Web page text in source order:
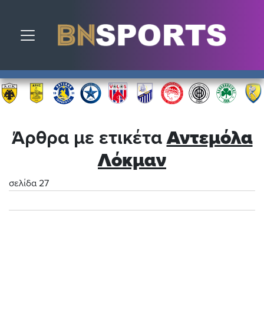
Toggle navigation
Άρθρα με ετικέταΑντεμόλα
Λόκμαν
σελίδα 27